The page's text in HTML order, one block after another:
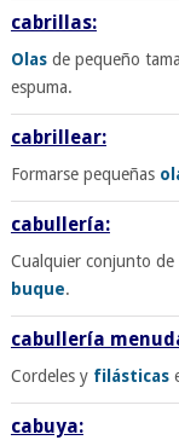
cabrillas:
Olasde pequeño
espuma.
cabrillear:
Formarse pequeñas
cabullería:
Cualquier conjunto de
buque.
cabullería
Cordeles y filásticas
cabuya: